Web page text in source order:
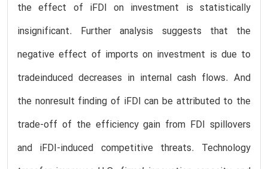
the effect of iFDI on investment is statistically
insignificant. Further analysis suggests that the
negative effect of imports on investment is due to
tradeinduced decreases in internal cash flows. And
the nonresult finding of iFDI can be attributed to the
trade-off of the efficiency gain from FDI spillovers
and iFDI-induced competitive threats. Technology